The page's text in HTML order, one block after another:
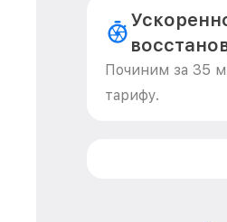
Починим за 35
тарифу.